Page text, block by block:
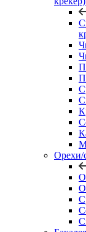
Орехи/